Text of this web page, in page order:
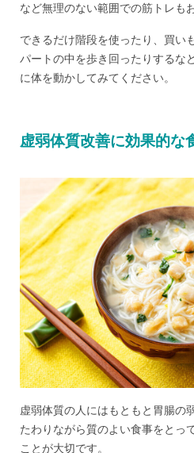
など無理のない範囲での筋トレも
できるだけ階段を使ったり、買い
パートの中を歩き回ったりするな
に体を動かしてみてください。
虚弱体質改善に効果的な
虚弱体質の人にはもともと胃腸の
たわりながら質のよい食事をとっ
ことが大切です。